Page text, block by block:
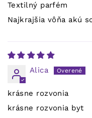
Textilný parfém
Najkrajšia vôňa akú
Alica
krásne rozvonia
krásne rozvonia byt